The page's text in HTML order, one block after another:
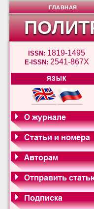
ISSN: 1819-1495
E-ISSN: 2541-867X
ЯЗЫК
ГЛАВНАЯ